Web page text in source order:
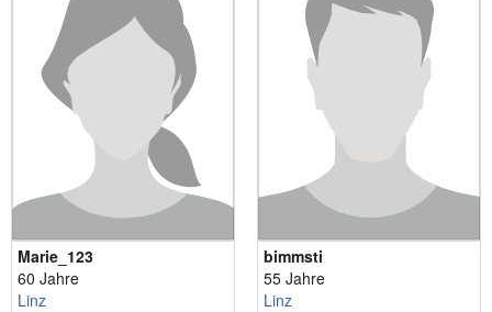
Marie_123
60 Jahre
Linz
bimmsti
55 Jahre
Linz